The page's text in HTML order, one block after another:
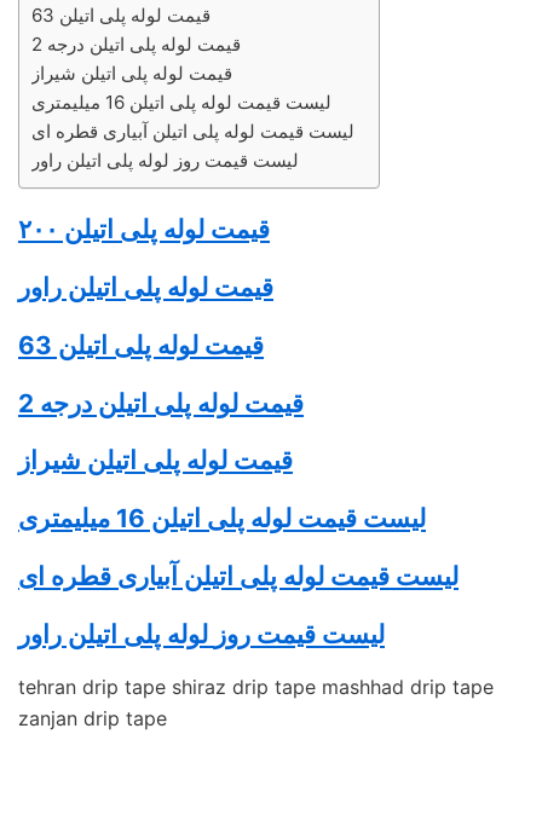
قیمت لوله پلی اتیلن 63
قیمت لوله پلی اتیلن درجه 2
قیمت لوله پلی اتیلن شیراز
لیست قیمت لوله پلی اتیلن 16 میلیمتری
لیست قیمت لوله پلی اتیلن آبیاری قطره ای
لیست قیمت روز لوله پلی اتیلن راور
قیمت لوله پلی اتیلن ۲۰۰
قیمت لوله پلی اتیلن راور
قیمت لوله پلی اتیلن 63
قیمت لوله پلی اتیلن درجه 2
قیمت لوله پلی اتیلن شیراز
لیست قیمت لوله پلی اتیلن 16 میلیمتری
لیست قیمت لوله پلی اتیلن آبیاری قطره ای
لیست قیمت روز لوله پلی اتیلن راور
tehran drip tape shiraz drip tape mashhad drip tape
zanjan drip tape